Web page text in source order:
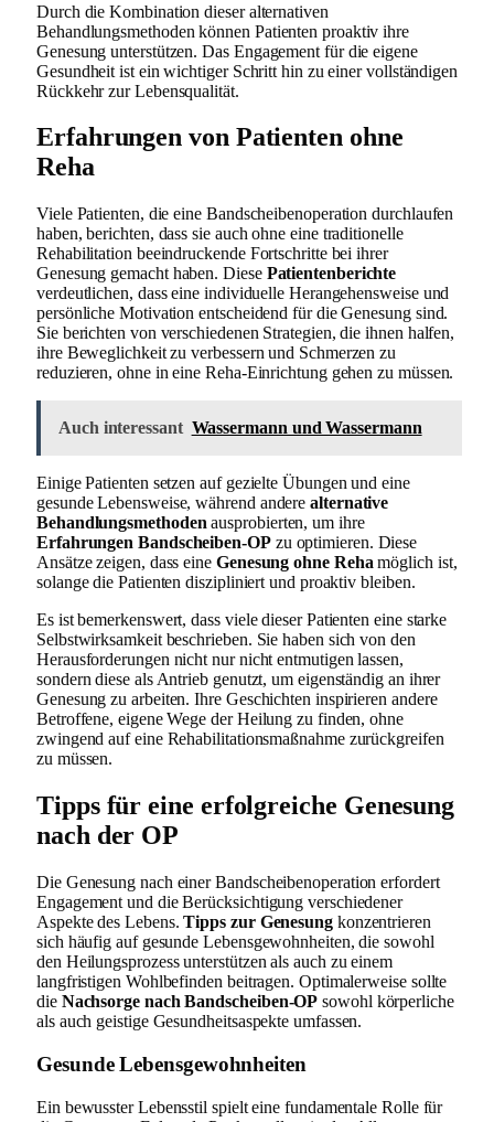
Durch die Kombination dieser alternativen
Behandlungsmethoden können Patienten proaktiv ihre
Genesung unterstützen. Das Engagement für die eigene
Gesundheit ist ein wichtiger Schritt hin zu einer vollständigen
Rückkehr zur Lebensqualität.
Erfahrungen von Patienten ohne
Reha
Viele Patienten, die eine Bandscheibenoperation durchlaufen
haben, berichten, dass sie auch ohne eine traditionelle
Rehabilitation beeindruckende Fortschritte bei ihrer
Genesung gemacht haben. Diese Patientenberichte
verdeutlichen, dass eine individuelle Herangehensweise und
persönliche Motivation entscheidend für die Genesung sind.
Sie berichten von verschiedenen Strategien, die ihnen halfen,
ihre Beweglichkeit zu verbessern und Schmerzen zu
reduzieren, ohne in eine Reha-Einrichtung gehen zu müssen.
Auch interessant Wassermann und Wassermann
Einige Patienten setzen auf gezielte Übungen und eine
gesunde Lebensweise, während anderealternative
Behandlungsmethoden ausprobierten, um ihre
Erfahrungen Bandscheiben-OPzu optimieren. Diese
Ansätze zeigen, dass eine Genesung ohne Reha möglich ist,
solange die Patienten diszipliniert und proaktiv bleiben.
Es ist bemerkenswert, dass viele dieser Patienten eine starke
Selbstwirksamkeit beschrieben. Sie haben sich von den
Herausforderungen nicht nur nicht entmutigen lassen,
sondern diese als Antrieb genutzt, um eigenständig an ihrer
Genesung zu arbeiten. Ihre Geschichten inspirieren andere
Betroffene, eigene Wege der Heilung zu finden, ohne
zwingend auf eine Rehabilitationsmaßnahme zurückgreifen
zu müssen.
Tipps für eine erfolgreiche Genesung
nach der OP
Die Genesung nach einer Bandscheibenoperation erfordert
Engagement und die Berücksichtigung verschiedener
Aspekte des Lebens.Tipps zur Genesungkonzentrieren
sich häufig auf gesunde Lebensgewohnheiten, die sowohl
den Heilungsprozess unterstützen als auch zu einem
langfristigen Wohlbefinden beitragen. Optimalerweise sollte
die Nachsorge nach Bandscheiben-OP sowohl körperliche
als auch geistige Gesundheitsaspekte umfassen.
Gesunde Lebensgewohnheiten
Ein bewusster Lebensstil spielt eine fundamentale Rolle für